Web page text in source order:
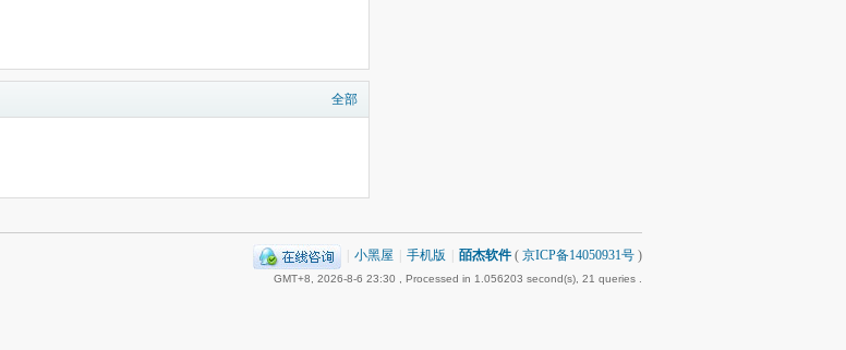
全部
小黑屋 手机版 皕杰软件( 京ICP备14050931号 )
GMT+8, 2026-8-6 23:30 , Processed in 1.056203 second(s), 21 queries .